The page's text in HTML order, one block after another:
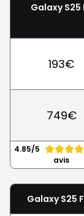
Galaxy S25
193€
749€
4.85/5
avis
Galaxy S25